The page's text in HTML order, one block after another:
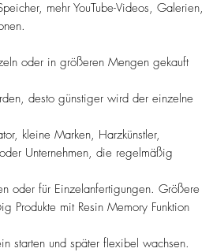
mehr YouTube-Videos, Galerien,
oder in größeren Mengen gekauft
desto günstiger wird der einzelne
kleine Marken, Harzkünstler,
Unternehmen, die regelmäßig
oder für Einzelanfertigungen. Größere
Produkte mit Resin Memory Funktion
starten und später flexibel wachsen.